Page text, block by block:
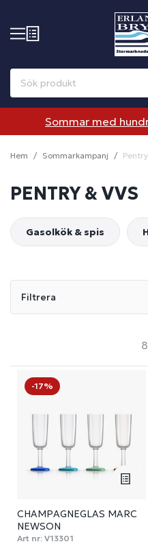
Sommar med
Hem Sommarkampanj
PENTRY & VVS
Gasolkök & spis
Filtrera
-17%
CHAMPAGNEGLAS MARC
NEWSON
Art nr: V13301